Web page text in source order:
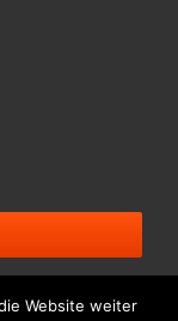
Website weiter